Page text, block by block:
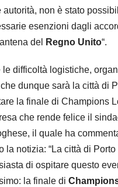
autorità, non è stato
esenzioni dagli
del
Regno Unito“.
le difficoltà logistiche,
dunque sarà la città di
la finale di Champions
che rende felice il
il quale ha
la notizia: “La città di
di ospitare questo
la finale di